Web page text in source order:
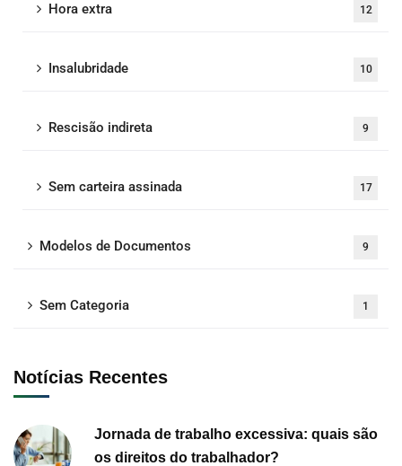
Hora extra 12
Insalubridade 10
Rescisão indireta 9
Sem carteira assinada 17
Modelos de Documentos 9
Sem Categoria 1
Notícias Recentes
Jornada de trabalho excessiva: quais são
os direitos do trabalhador?